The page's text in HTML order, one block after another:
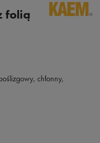
folią
chłonny,